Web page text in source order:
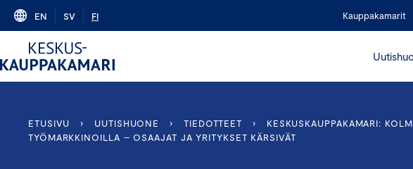
Skip
content
EN SV FI Kauppakamarit
ETUSIVU › UUTISHUONE › TIEDOTTEET ›
KESKUSKAUPPAKAMARI:
TYÖMARKKINOILLA – OSAAJAT JA YRITYKSET KÄRSIVÄT